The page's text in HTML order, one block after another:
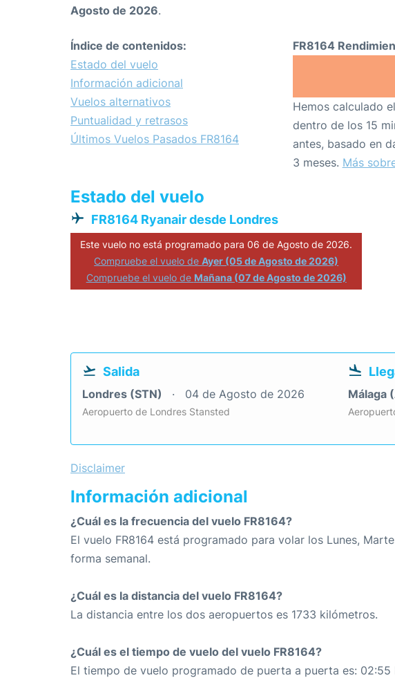
Agosto de 2026.
Índice de contenidos:
Estado del vuelo
Información adicional
Vuelos alternativos
Puntualidad y retrasos
Últimos Vuelos Pasados FR8164
FR8164
Hemos calculado
dentro de los 15
antes, basado en
3 meses. Más
Estado del vuelo
FR8164 Ryanair desde Londres
Este vuelo no está programado para 06 de Agosto de 2026.
Compruebe el vuelo deAyer (05 de Agosto de 2026)
Compruebe el vuelo de Mañana (07 de Agosto de 2026)
Salida
Londres (STN) 04 de Agosto de 2026
Aeropuerto de Londres Stansted
Málaga
Disclaimer
Información adicional
¿Cuál es la frecuencia del vuelo FR8164?
El vuelo FR8164 está programado para volar los Lunes,
forma semanal.
¿Cuál es la distancia del vuelo FR8164?
La distancia entre los dos aeropuertos es 1733 kilómetros.
¿Cuál es el tiempo de vuelo del vuelo FR8164?
El tiempo de vuelo programado de puerta a puerta es: 02:55